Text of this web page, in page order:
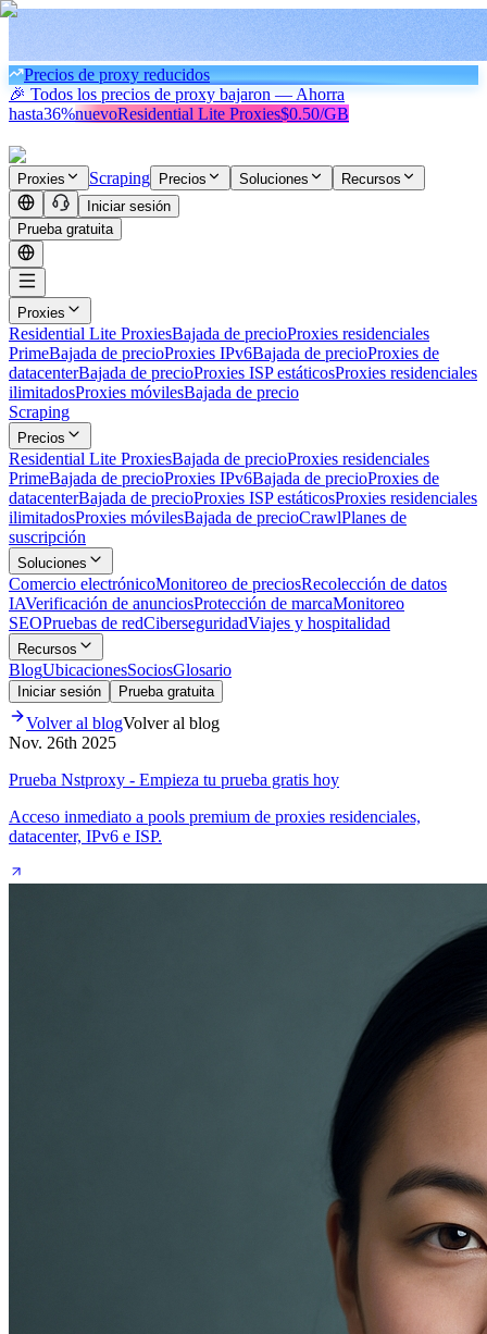
Precios de proxy reducidos
🎉 Todos los precios de proxy bajaron — Ahorra
hasta36%nuevoResidential Lite Proxies$0.50/GB
Proxies Scraping Precios Soluciones
Recursos
Iniciar sesión
Prueba gratuita
Proxies
Residential Lite ProxiesBajada de precioProxies residenciales
PrimeBajada de precioProxies IPv6Bajada de precioProxies de
datacenterBajada de precioProxies ISP estáticosProxies residenciales
ilimitadosProxies móvilesBajada de precio
Scraping
Precios
Residential Lite ProxiesBajada de precioProxies residenciales
PrimeBajada de precioProxies IPv6Bajada de precioProxies de
datacenterBajada de precioProxies ISP estáticosProxies residenciales
ilimitadosProxies móvilesBajada de precioCrawlPlanes de
suscripción
Soluciones
Comercio electrónicoMonitoreo de preciosRecolección de datos
IAVerificación de anunciosProtección de marcaMonitoreo
SEOPruebas de redCiberseguridadViajes y hospitalidad
Recursos
BlogUbicacionesSociosGlosario
Iniciar sesión Prueba gratuita
Volver al blogVolver al blog
Nov. 26th 2025
Prueba Nstproxy - Empieza tu prueba gratis hoy
Acceso inmediato a pools premium de proxies residenciales,
datacenter, IPv6 e ISP.